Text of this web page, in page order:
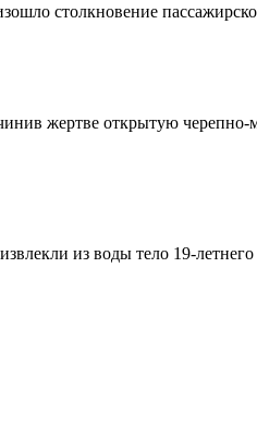
столкновение
жертве открытую
из воды тело 19-